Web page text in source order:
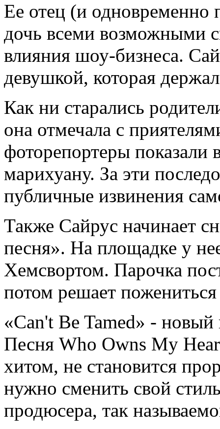
Ее отец (и одновременно
дочь всеми возможными
влияния шоу-бизнеса.
девушкой, которая
Как ни старались
она отмечала с
фоторепортеры показали
марихуану. За эти
публичные извинения
Также Сайрус начинает
песня». На площадке у
Хемсвортом. Парочка
потом решает
«Can't Be Tamed» -
Песня Who Owns My
хитом, не становится
нужно сменить свой
продюсера, так